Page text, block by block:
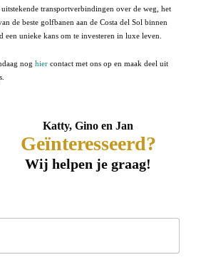
transportverbindingen over de weg, het
de beste golfbanen aan de Costa del Sol binnen
unieke kans om te investeren in luxe leven.
nog hier contact met ons op en maak deel uit
Katty, Gino en Jan
Geïnteresseerd?
Wij helpen je graag!